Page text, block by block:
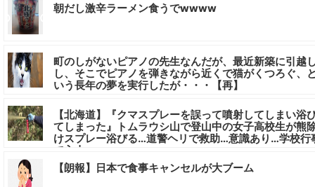
朝だし激辛ラーメン食うでwwww
町のしがないピアノの先生なんだが、最近新築に引越
し、そこでピアノを弾きながら近くで猫がくつろぐ、
いう長年の夢を実行したが・・・【再】
【北海道】『クマスプレーを誤って噴射してしまい浴
てしまった』トムラウシ山で登山中の女子高校生が熊
けスプレー浴びる…道警ヘリで救助…意識あり…学校行
で入山
【朗報】日本で食事キャンセルが大ブーム